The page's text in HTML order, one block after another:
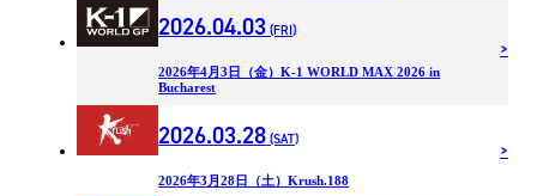
2026.04.03 (FRI)
2026年4月3日（金）K-1 WORLD MAX 2026 in
Bucharest
2026.03.28 (SAT)
2026年3月28日（土）Krush.188